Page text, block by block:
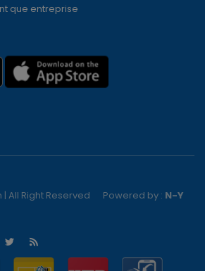
que entreprise
All Right Reserved Powered by : N-Y